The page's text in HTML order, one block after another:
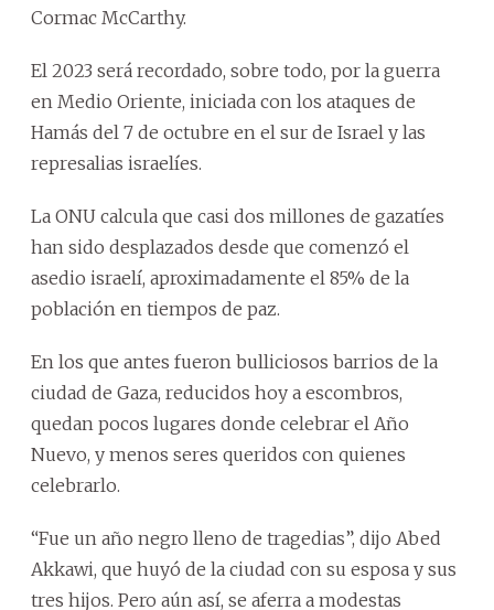
Cormac McCarthy.
El 2023 será recordado, sobre todo, por la guerra
en Medio Oriente, iniciada con los ataques de
Hamás del 7 de octubre en el sur de Israel y las
represalias israelíes.
La ONU calcula que casi dos millones de gazatíes
han sido desplazados desde que comenzó el
asedio israelí, aproximadamente el 85% de la
población en tiempos de paz.
En los que antes fueron bulliciosos barrios de la
ciudad de Gaza, reducidos hoy a escombros,
quedan pocos lugares donde celebrar el Año
Nuevo, y menos seres queridos con quienes
celebrarlo.
“Fue un año negro lleno de tragedias”, dijo Abed
Akkawi, que huyó de la ciudad con su esposa y sus
tres hijos. Pero aún así, se aferra a modestas